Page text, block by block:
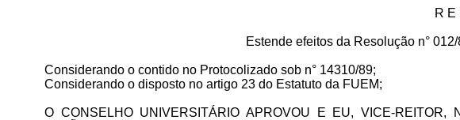
R E
Estende efeitos da Resolução n°
Considerando o contido no Protocolizado sob n° 14310/89;
Considerando o disposto no artigo 23 do Estatuto da FUEM;
O CONSELHO UNIVERSITÁRIO APROVOU E EU, VICE-REITOR,